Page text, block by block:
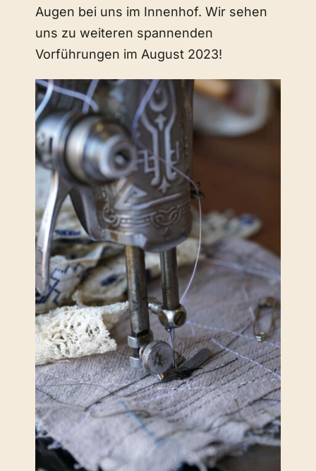
Augen bei uns im Innenhof. Wir sehen
uns zu weiteren spannenden
Vorführungen im August 2023!